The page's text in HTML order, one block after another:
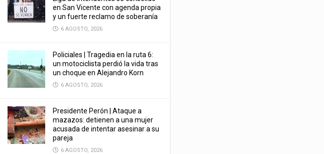
en San Vicente con agenda propia
y un fuerte reclamo de soberanía
6 AGOSTO, 2026
Policiales | Tragedia en la ruta 6:
un motociclista perdió la vida tras
un choque en Alejandro Korn
6 AGOSTO, 2026
Presidente Perón | Ataque a
mazazos: detienen a una mujer
acusada de intentar asesinar a su
pareja
6 AGOSTO, 2026